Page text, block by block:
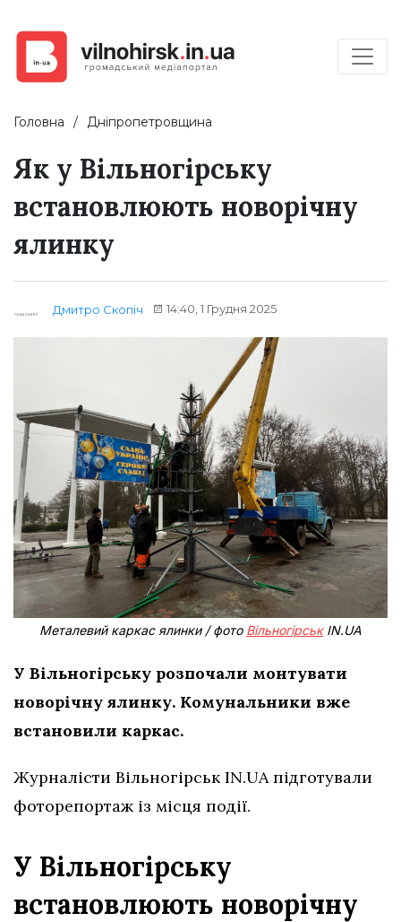
Головна Дніпропетровщина
Як у Вільногірську
встановлюють новорічну
ялинку
Дмитро Скопіч 14:40, 1 Грудня 2025
Металевий каркас ялинки / фото ВільногірськIN.UA
У Вільногірську розпочали монтувати
новорічну ялинку. Комунальники вже
встановили каркас.
Журналісти Вільногірськ IN.UA підготували
фоторепортаж із місця події.
У Вільногірську
встановлюють новорічну